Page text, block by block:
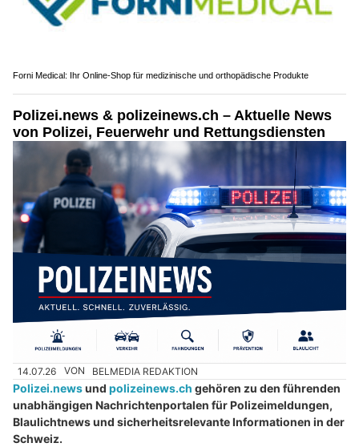
Forni Medical: Ihr Online-Shop für medizinische und orthopädische Produkte
Polizei.news & polizeinews.ch – Aktuelle News
von Polizei, Feuerwehr und Rettungsdiensten
14.07.26 VON BELMEDIA REDAKTION
Polizei.newsund polizeinews.ch gehören zu den führenden
unabhängigen Nachrichtenportalen für Polizeimeldungen,
Blaulichtnews und sicherheitsrelevante Informationen in der
Schweiz.